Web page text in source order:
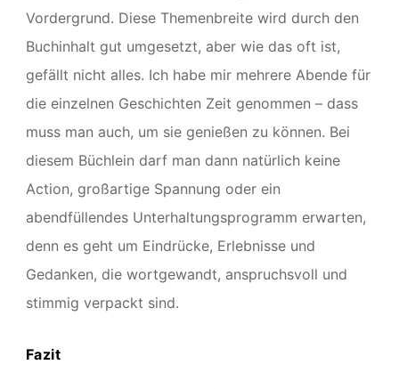
Vordergrund. Diese Themenbreite wird durch den
Buchinhalt gut umgesetzt, aber wie das oft ist,
gefällt nicht alles. Ich habe mir mehrere Abende für
die einzelnen Geschichten Zeit genommen – dass
muss man auch, um sie genießen zu können. Bei
diesem Büchlein darf man dann natürlich keine
Action, großartige Spannung oder ein
abendfüllendes Unterhaltungsprogramm erwarten,
denn es geht um Eindrücke, Erlebnisse und
Gedanken, die wortgewandt, anspruchsvoll und
stimmig verpackt sind.
Fazit